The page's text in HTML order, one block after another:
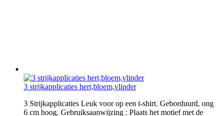
3 strijkapplicaties hert,bloem,vlinder
3 Strijkapplicaties Leuk voor op een t-shirt. Geborduurd, ong
6 cm hoog. Gebruiksaanwijzing : Plaats het motief met de